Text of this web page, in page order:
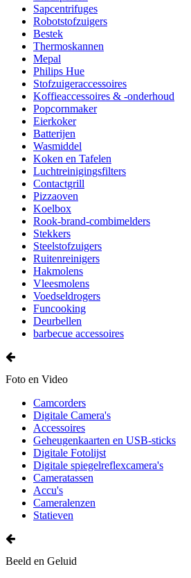
Sapcentrifuges
Robotstofzuigers
Bestek
Thermoskannen
Mepal
Philips Hue
Stofzuigeraccessoires
Koffieaccessoires & -onderhoud
Popcornmaker
Eierkoker
Batterijen
Wasmiddel
Koken en Tafelen
Luchtreinigingsfilters
Contactgrill
Pizzaoven
Koelbox
Rook-brand-combimelders
Stekkers
Steelstofzuigers
Ruitenreinigers
Hakmolens
Vleesmolens
Voedseldrogers
Funcooking
Deurbellen
barbecue accessoires
Foto en Video
Camcorders
Digitale Camera's
Accessoires
Geheugenkaarten en USB-sticks
Digitale Fotolijst
Digitale spiegelreflexcamera's
Cameratassen
Accu's
Cameralenzen
Statieven
Beeld en Geluid